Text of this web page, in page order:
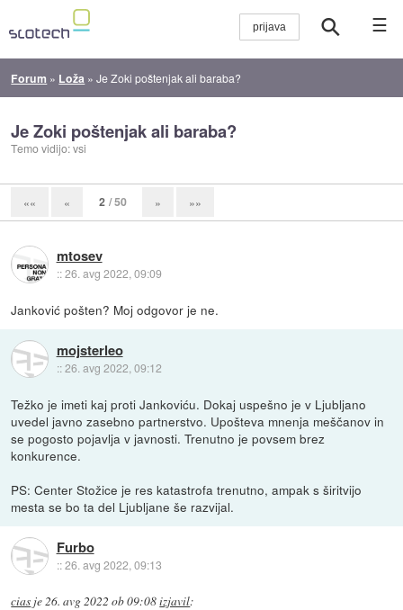
☰
Forum » Loža »Je Zoki poštenjak ali baraba?
Je Zoki poštenjak ali baraba?
Temo vidijo: vsi
«« « 2 / 50 » »»
mtosev
::26. avg 2022, 09:09
Janković pošten? Moj odgovor je ne.
mojsterleo
::26. avg 2022, 09:12
Težko je imeti kaj proti Jankoviću. Dokaj uspešno je v Ljubljano
uvedel javno zasebno partnerstvo. Upošteva mnenja meščanov in
se pogosto pojavlja v javnosti. Trenutno je povsem brez
konkurence.
PS: Center Stožice je res katastrofa trenutno, ampak s širitvijo
mesta se bo ta del Ljubljane še razvijal.
Furbo
::26. avg 2022, 09:13
cias je26. avg 2022 ob 09:08izjavil: